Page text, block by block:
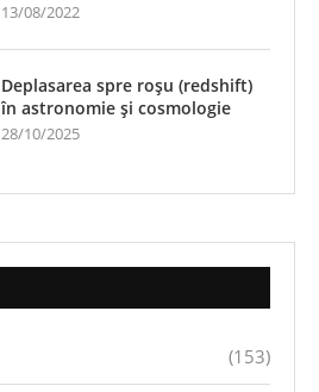
13/08/2022
Deplasarea spre roșu (redshift)
în astronomie și cosmologie
28/10/2025
(153)